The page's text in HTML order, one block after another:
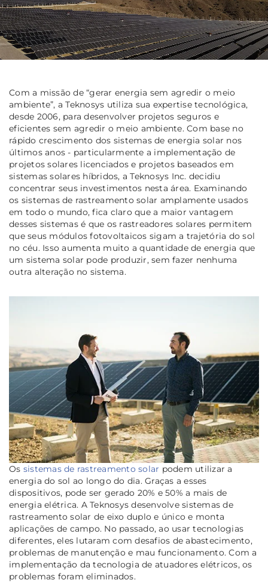
Com a missão de “gerar energia sem agredir o meio
ambiente”, a Teknosys utiliza sua expertise tecnológica,
desde 2006, para desenvolver projetos seguros e
eficientes sem agredir o meio ambiente. Com base no
rápido crescimento dos sistemas de energia solar nos
últimos anos - particularmente a implementação de
projetos solares licenciados e projetos baseados em
sistemas solares híbridos, a Teknosys Inc. decidiu
concentrar seus investimentos nesta área. Examinando
os sistemas de rastreamento solar amplamente usados
em todo o mundo, fica claro que a maior vantagem
desses sistemas é que os rastreadores solares permitem
que seus módulos fotovoltaicos sigam a trajetória do sol
no céu. Isso aumenta muito a quantidade de energia que
um sistema solar pode produzir, sem fazer nenhuma
outra alteração no sistema.
Os sistemas de rastreamento solar podem utilizar a
energia do sol ao longo do dia. Graças a esses
dispositivos, pode ser gerado 20% e 50% a mais de
energia elétrica. A Teknosys desenvolve sistemas de
rastreamento solar de eixo duplo e único e monta
aplicações de campo. No passado, ao usar tecnologias
diferentes, eles lutaram com desafios de abastecimento,
problemas de manutenção e mau funcionamento. Com a
implementação da tecnologia de atuadores elétricos, os
problemas foram eliminados.